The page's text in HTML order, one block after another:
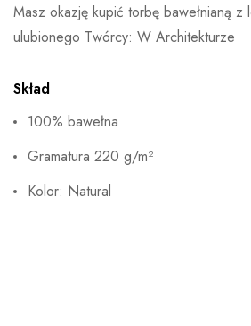
Masz okazję kupić torbę bawełnianą
ulubionego Twórcy: W Architekturze
Skład
100% bawełna
Gramatura 220 g/m²
Kolor: Natural